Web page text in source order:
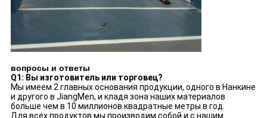
вопросы и ответы
Q1: Вы изготовитель или торговец?
Мы имеем 2 главных основания продукции, одного в Нанкине
и другого в JiangMen, и кладя зона наших материалов
больше чем в 10 миллионов квадратные метры в год.
Для всех продуктов мы производим собой и с нашим